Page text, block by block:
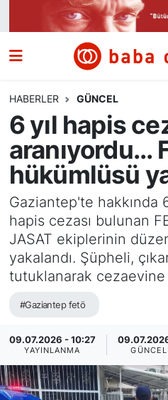
HABERLER GÜNCEL
6 yıl hapis
aranıyordu...
hükümlüsü
Gaziantep'te hakkında
hapis cezası bulunan
JASAT ekiplerinin
yakalandı. Şüpheli,
tutuklanarak
#Gaziantep fetö
09.07.2026 - 10:27
YAYINLANMA
Siyaset
Ekonomi
Dünya
Kültür ve Sanat
Eğitim
Bilim ve Teknoloji
Yazı Dizisi
Nöbetçi Eczaneler
Hava Durumu
Namaz Vakitleri
Trafik Durumu
Süper Lig Puan
Tüm Manşetler
Son Dakika Haberleri
Haber Arşivi